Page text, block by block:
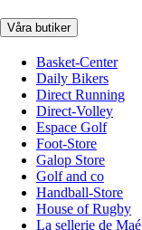
Våra butiker
Basket-Center
Daily Bikers
Direct Running
Direct-Volley
Espace Golf
Foot-Store
Galop Store
Golf and co
Handball-Store
House of Rugby
La sellerie de Maé